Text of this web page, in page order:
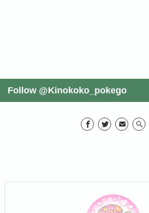
Follow @Kinokoko_pokego